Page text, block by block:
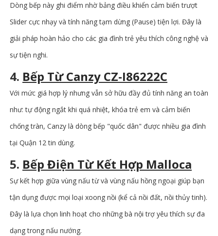
Dòng bếp này ghi điểm nhờ bảng điều khiển cảm biến trượt
Slider cực nhạy và tính năng tạm dừng (Pause) tiện lợi. Đây là
giải pháp hoàn hảo cho các gia đình trẻ yêu thích công nghệ và
sự tiện nghi.
4. Bếp Từ Canzy CZ-I86222C
Với mức giá hợp lý nhưng vẫn sở hữu đầy đủ tính năng an toàn
như: tự động ngắt khi quá nhiệt, khóa trẻ em và cảm biến
chống tràn, Canzy là dòng bếp "quốc dân" được nhiều gia đình
tại Quận 12 tin dùng.
5. Bếp Điện Từ Kết Hợp Malloca
Sự kết hợp giữa vùng nấu từ và vùng nấu hồng ngoại giúp bạn
tận dụng được mọi loại xoong nồi (kể cả nồi đất, nồi thủy tinh).
Đây là lựa chọn linh hoạt cho những bà nội trợ yêu thích sự đa
dạng trong nấu nướng.